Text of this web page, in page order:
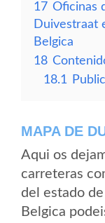
17 Oficinas
Duivestraat
Belgica
18
18.1
MAPA DE
Aqui os
carreteras
del estado
Belgica